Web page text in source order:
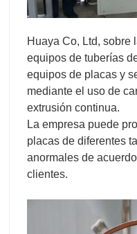
Huaya Co, Ltd, sobre
equipos de tuberías
equipos de placas y
mediante el uso de
extrusión continua.
La empresa puede
placas de diferentes
anormales de
clientes.